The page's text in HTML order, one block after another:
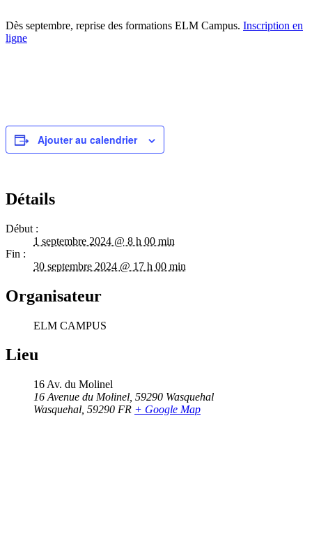
Dès septembre, reprise des formations ELM Campus. Inscription en
ligne
Ajouter au calendrier
Détails
Début :
1 septembre 2024 @ 8 h 00 min
Fin :
30 septembre 2024 @ 17 h 00 min
Organisateur
ELM CAMPUS
Lieu
16 Av. du Molinel
16 Avenue du Molinel, 59290 Wasquehal
Wasquehal 59290 FR + Google Map